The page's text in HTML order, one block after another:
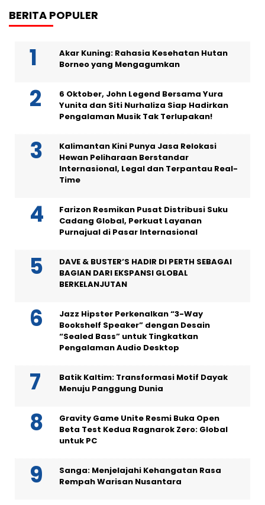
BERITA POPULER
Akar Kuning: Rahasia Kesehatan Hutan
Borneo yang Mengagumkan
6 Oktober, John Legend Bersama Yura
Yunita dan Siti Nurhaliza Siap Hadirkan
Pengalaman Musik Tak Terlupakan!
Kalimantan Kini Punya Jasa Relokasi
Hewan Peliharaan Berstandar
Internasional, Legal dan Terpantau Real-
Time
Farizon Resmikan Pusat Distribusi Suku
Cadang Global, Perkuat Layanan
Purnajual di Pasar Internasional
DAVE & BUSTER’S HADIR DI PERTH SEBAGAI
BAGIAN DARI EKSPANSI GLOBAL
BERKELANJUTAN
Jazz Hipster Perkenalkan “3-Way
Bookshelf Speaker” dengan Desain
“Sealed Bass” untuk Tingkatkan
Pengalaman Audio Desktop
Batik Kaltim: Transformasi Motif Dayak
Menuju Panggung Dunia
Gravity Game Unite Resmi Buka Open
Beta Test Kedua Ragnarok Zero: Global
untuk PC
Sanga: Menjelajahi Kehangatan Rasa
Rempah Warisan Nusantara